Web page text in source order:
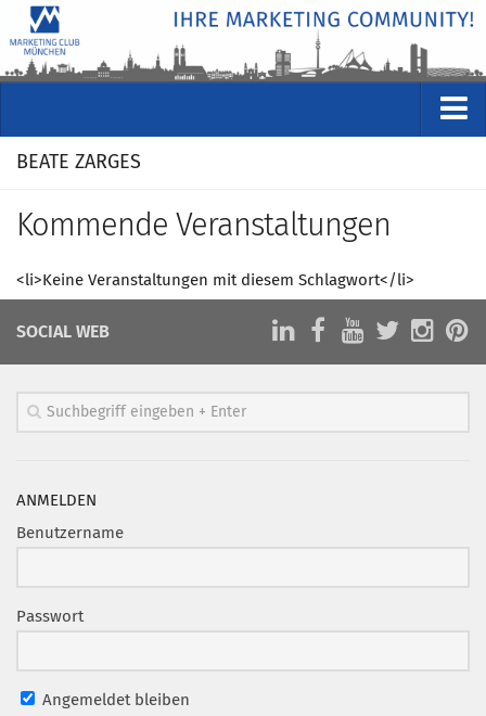
VERANSTALTUNGEN
Rückblicke
Clubführung
Marketing Pioniere
Arbeitsgruppen
Mentoring
Partnerschaften
Bundesverband Marketing Clubs
BEATE ZARGES
Kommende Veranstaltungen
<li>Keine Veranstaltungen mit diesem Schlagwort</li>
SOCIAL WEB
ANMELDEN
Benutzername
Passwort
Angemeldet bleiben